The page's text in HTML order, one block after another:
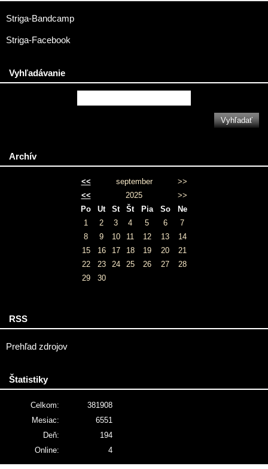
Striga-Bandcamp
Striga-Facebook
Vyhľadávanie
Archív
<< september
>>
<<
2025
>>
Po
Ut St Št Pia So
Ne
1
2 3 4 5 6
7
8
9 10 11 12 13
14
15
16 17 18 19 20
21
22
23 24 25 26 27
28
29
30
RSS
Prehľad zdrojov
Štatistiky
Online: 4
Celkom:
381908
Mesiac:
6551
Deň:
194